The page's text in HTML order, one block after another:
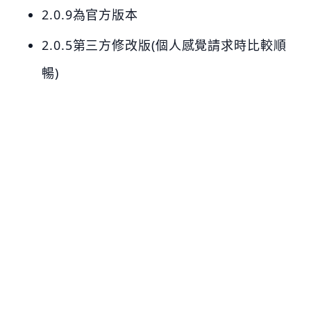
2.0.9為官方版本
2.0.5第三方修改版(個人感覺請求時比較順
暢)